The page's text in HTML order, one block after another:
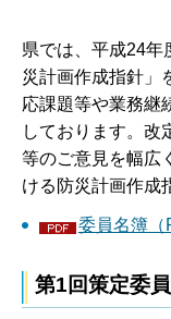
県では、平成24年
災計画作成指針」
応課題等や業務継
しております。改
等のご意見を幅広
ける防災計画作成
委員名簿（
第1回策定委